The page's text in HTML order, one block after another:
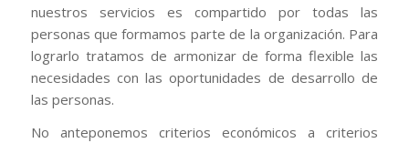
nuestros servicios es compartido por todas las
personas que formamos parte de la organización. Para
lograrlo tratamos de armonizar de forma flexible las
necesidades con las oportunidades de desarrollo de
las personas.
No anteponemos criterios económicos a criterios